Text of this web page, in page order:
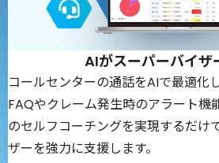
AIがスーパーバイザ
コールセンターの通話をAIで最適化
FAQやクレーム発生時のアラート機
のセルフコーチングを実現するだけ
ザーを強力に支援します。